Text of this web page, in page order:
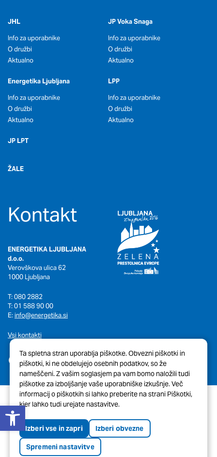
JHL
Info za uporabnike
O družbi
Aktualno
Energetika Ljubljana
Info za uporabnike
O družbi
Aktualno
JP LPT
ŽALE
JP Voka Snaga
Info za uporabnike
O družbi
Aktualno
LPP
Info za uporabnike
O družbi
Aktualno
Kontakt
ENERGETIKA LJUBLJANA
d.o.o.
Verovškova ulica 62
1000 Ljubljana
T: 080 2882
T: 01 588 90 00
E:info@energetika.si
Vsi kontakti
© 2026 Javni Holding Ljubljana
Tehnična pomoč spletne strani
Izjava o dostopnosti
Oblikovanje in izvedba:
Ta spletna stran uporablja piškotke. Obvezni piškotki in
piškotki, ki ne obdelujejo osebnih podatkov, so že
nameščeni. Z vašim soglasjem pa vam bomo naložili tudi
piškotke za izboljšanje vaše uporabniške izkušnje. Več
informacij o piškotkih si lahko preberite na strani Piškotki,
kjer lahko tudi urejate nastavitve.
Izberi vse in zapri Izberi obvezne
Spremeni nastavitve
Open toolbar